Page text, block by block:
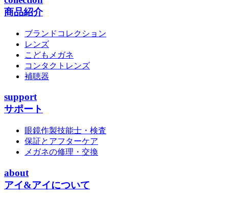
商品紹介
ブランドコレクション
レンズ
こどもメガネ
コンタクトレンズ
補聴器
support
サポート
眼鏡作製技能士・検査
保証とアフターケア
メガネの修理・交換
about
アイ&アイについて